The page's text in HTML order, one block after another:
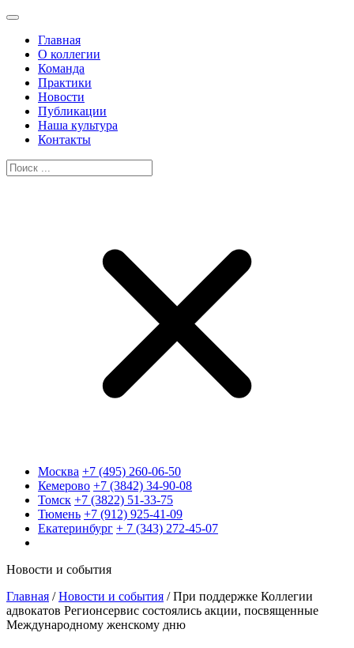
Главная
О коллегии
Команда
Практики
Новости
Публикации
Наша культура
Контакты
Москва +7 (495) 260-06-50
Кемерово +7 (3842) 34-90-08
Томск +7 (3822) 51-33-75
Тюмень +7 (912) 925-41-09
Екатеринбург + 7 (343) 272-45-07
Новости и события
Главная /Новости и события /При поддержке Коллегии
адвокатов Регионсервис состоялись акции, посвященные
Международному женскому дню